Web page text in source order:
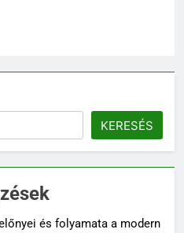
KERESÉS
és folyamata a modern